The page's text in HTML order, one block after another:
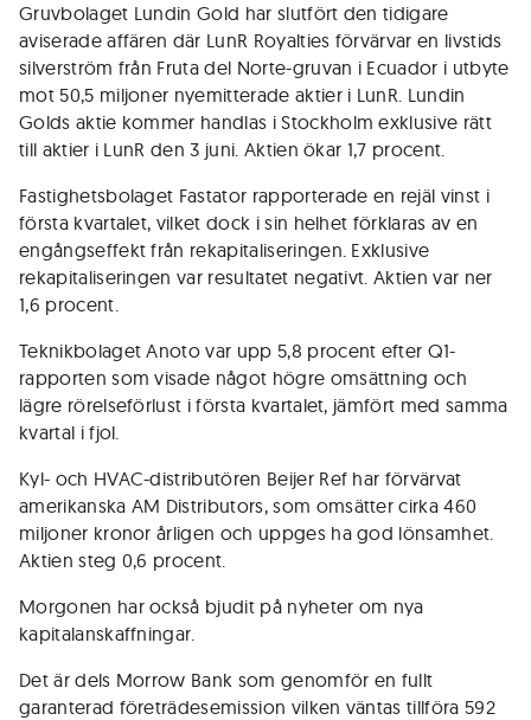
Gruvbolaget Lundin Gold har slutfört den tidigare
aviserade affären där LunR Royalties förvärvar en livstids
silverström från Fruta del Norte-gruvan i Ecuador i utbyte
mot 50,5 miljoner nyemitterade aktier i LunR. Lundin
Golds aktie kommer handlas i Stockholm exklusive rätt
till aktier i LunR den 3 juni. Aktien ökar 1,7 procent.
Fastighetsbolaget Fastator rapporterade en rejäl vinst i
första kvartalet, vilket dock i sin helhet förklaras av en
engångseffekt från rekapitaliseringen. Exklusive
rekapitaliseringen var resultatet negativt. Aktien var ner
1,6 procent.
Teknikbolaget Anoto var upp 5,8 procent efter Q1-
rapporten som visade något högre omsättning och
lägre rörelseförlust i första kvartalet, jämfört med samma
kvartal i fjol.
Kyl- och HVAC-distributören Beijer Ref har förvärvat
amerikanska AM Distributors, som omsätter cirka 460
miljoner kronor årligen och uppges ha god lönsamhet.
Aktien steg 0,6 procent.
Morgonen har också bjudit på nyheter om nya
kapitalanskaffningar.
Det är dels Morrow Bank som genomför en fullt
garanterad företrädesemission vilken väntas tillföra 592